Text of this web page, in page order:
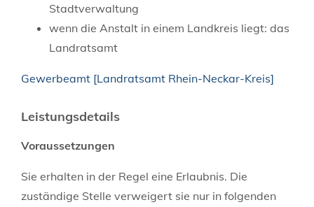
Stadtverwaltung
wenn die Anstalt in einem Landkreis liegt: das
Landratsamt
Gewerbeamt [Landratsamt Rhein-Neckar-Kreis]
Leistungsdetails
Voraussetzungen
Sie erhalten in der Regel eine Erlaubnis. Die
zuständige Stelle verweigert sie nur in folgenden